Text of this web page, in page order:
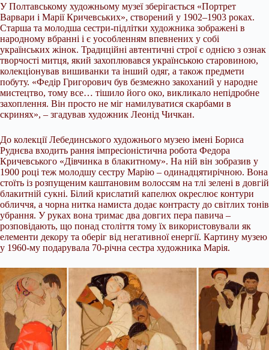
У Полтавському художньому музеї зберігається «Портрет
Варвари і Марії Кричевських», створений у 1902–1903 роках.
Старша та молодша сестри-підлітки художника зображені в
народному вбранні і є уособленням впевнених у собі
українських жінок. Традиційні автентичні строї є однією з ознак
творчості митця, який захоплювався українською старовиною,
колекціонував вишиванки та інший одяг, а також предмети
побуту. «Федір Григорович був безмежно закоханий у народне
мистецтво, тому все… тішило його око, викликало непідробне
захоплення. Він просто не міг намилуватися скарбами в
скринях», – згадував художник Леонід Чичкан.
До колекції Лебединського художнього музею імені Бориса
Руднєва входить рання імпресіоністична робота Федора
Кричевського «Дівчинка в блакитному». На ній він зобразив у
1900 році теж молодшу сестру Марію – одинадцятирічною. Вона
стоїть із розпущеним каштановим волоссям на тлі зелені в довгій
блакитній сукні. Білий крислатий капелюх окреслює контури
обличчя, а чорна нитка намиста додає контрасту до світлих тонів
убрання. У руках вона тримає два довгих пера павича –
розповідають, що понад століття тому їх використовували як
елементи декору та оберіг від негативної енергії. Картину музею
у 1960-му подарувала 70-річна сестра художника Марія.